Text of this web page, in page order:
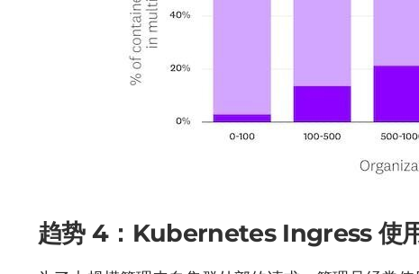
趋势 4：Kubernetes Ingress 使